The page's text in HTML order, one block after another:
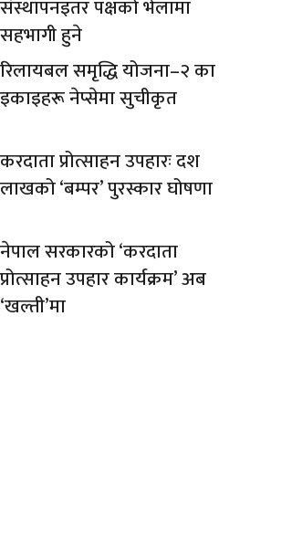
संस्थापनइतर पक्षको भेलामा
सहभागी हुने
रिलायबल समृद्धि योजना–२ का
इकाइहरू नेप्सेमा सुचीकृत
करदाता प्रोत्साहन उपहारः दश
लाखको ‘बम्पर’ पुरस्कार घोषणा
नेपाल सरकारको ‘करदाता
प्रोत्साहन उपहार कार्यक्रम’ अब
‘खल्ती’मा